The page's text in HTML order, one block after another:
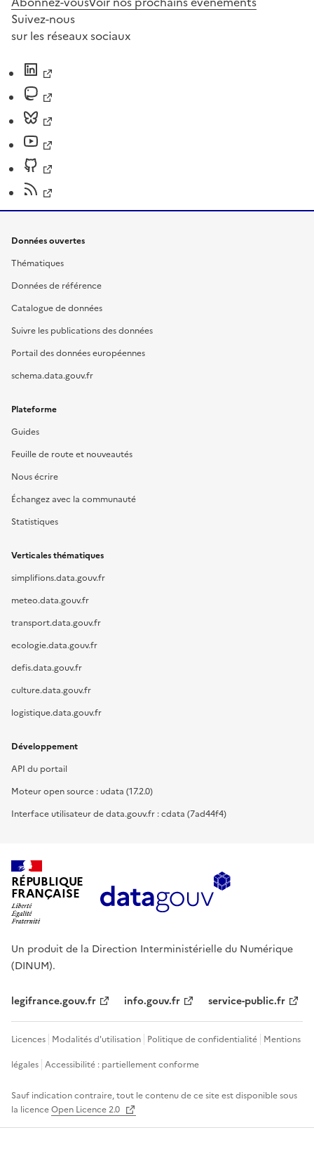
Suivez-nous
sur les réseaux sociaux
Données ouvertes
Thématiques
Données de référence
Catalogue de données
Suivre les publications des données
Portail des données européennes
schema.data.gouv.fr
Plateforme
Guides
Feuille de route et nouveautés
Nous écrire
Échangez avec la communauté
Statistiques
Verticales thématiques
simplifions.data.gouv.fr
meteo.data.gouv.fr
transport.data.gouv.fr
ecologie.data.gouv.fr
defis.data.gouv.fr
culture.data.gouv.fr
logistique.data.gouv.fr
Développement
API du portail
Moteur open source : udata (17.2.0)
Interface utilisateur de data.gouv.fr : cdata (7ad44f4)
RÉPUBLIQUE
FRANÇAISE
Un produit de la Direction Interministérielle du Numérique
(DINUM).
legifrance.gouv.fr info.gouv.fr service-public.fr
Licences Modalités d'utilisation Politique de confidentialité Mentions
légales Accessibilité : partiellement conforme
Sauf indication contraire, tout le contenu de ce site est disponible sous
la licenceOpen Licence 2.0